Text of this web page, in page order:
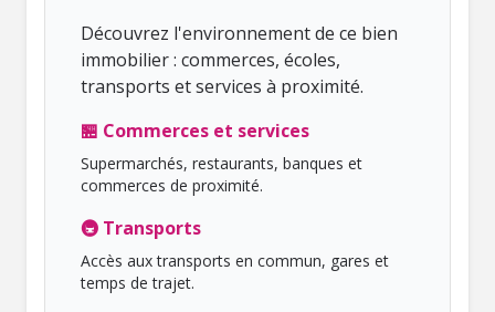
Découvrez l'environnement de ce bien
immobilier : commerces, écoles,
transports et services à proximité.
🏪 Commerces et services
Supermarchés, restaurants, banques et
commerces de proximité.
🚇 Transports
Accès aux transports en commun, gares et
temps de trajet.